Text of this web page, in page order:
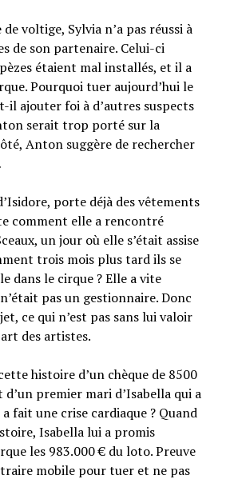
voltige, Sylvia n’a pas réussi à
de son partenaire. Celui-ci
étaient mal installés, et il a
Pourquoi tuer aujourd’hui le
ajouter foi à d’autres suspects
serait trop porté sur la
Anton suggère de rechercher
porte déjà des vêtements
comment elle a rencontré
un jour où elle s’était assise
trois mois plus tard ils se
dans le cirque ? Elle a vite
pas un gestionnaire. Donc
ce qui n’est pas sans lui valoir
des artistes.
histoire d’un chèque de 8500
d’un premier mari d’Isabella qui a
fait une crise cardiaque ? Quand
Isabella lui a promis
les 983.000 € du loto. Preuve
mobile pour tuer et ne pas